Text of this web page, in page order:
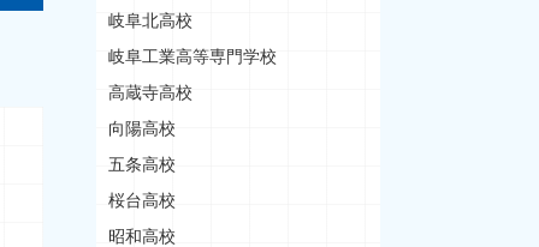
岐阜北高校
岐阜工業高等専門学校
高蔵寺高校
向陽高校
五条高校
桜台高校
昭和高校